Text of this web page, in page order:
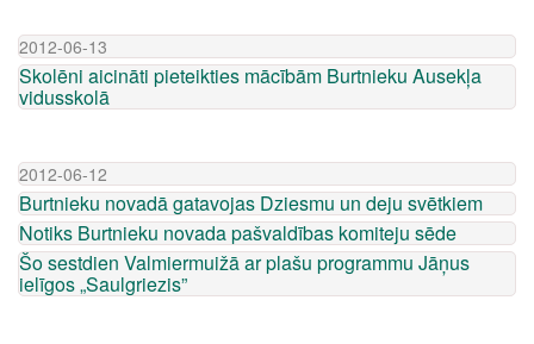
2012-06-13
Skolēni aicināti pieteikties mācībām Burtnieku Ausekļa
vidusskolā
2012-06-12
Burtnieku novadā gatavojas Dziesmu un deju svētkiem
Notiks Burtnieku novada pašvaldības komiteju sēde
Šo sestdien Valmiermuižā ar plašu programmu Jāņus
ielīgos „Saulgriezis”